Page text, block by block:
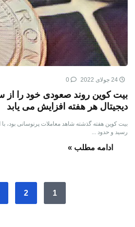
بیت کوین روند صعودی خود را از
دیجیتال هر هفته افزایش می یابد
بیت کوین هفته گذشته شاهد معاملات پرنوسانی بود، با
رسید و حدود ...
ادامه مطلب »
1
2